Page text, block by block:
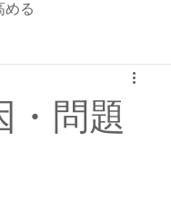
める
・問題